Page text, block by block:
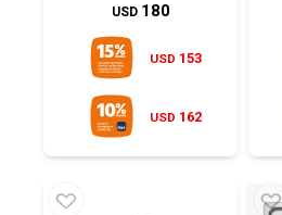
USD 180
USD 153
USD 162